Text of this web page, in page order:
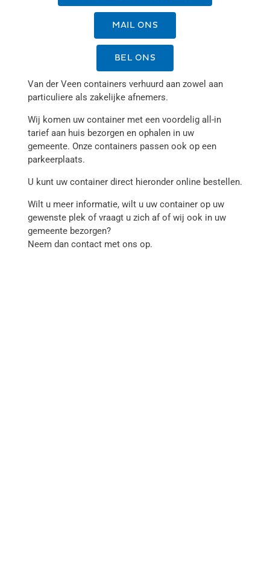
MAIL ONS
BEL ONS
Van der Veen containers verhuurd aan zowel aan
particuliere als zakelijke afnemers.
Wij komen uw container met een voordelig all-in
tarief aan huis bezorgen en ophalen in uw
gemeente. Onze containers passen ook op een
parkeerplaats.
U kunt uw container direct hieronder online bestellen.
Wilt u meer informatie, wilt u uw container op uw
gewenste plek of vraagt u zich af of wij ook in uw
gemeente bezorgen?
Neem dan contact met ons op.